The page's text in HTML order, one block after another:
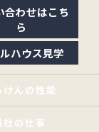
合わせはこち
ら
ハウス見学
けんの性能
社の仕事